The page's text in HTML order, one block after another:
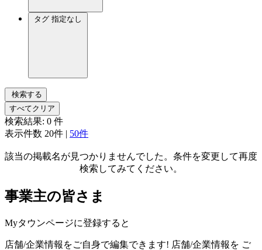
タグ 指定なし
検索する
すべてクリア
検索結果: 0 件
表示件数 20件 | 50件
該当の掲載名が見つかりませんでした。条件を変更して再度
検索してみてください。
事業主の皆さま
Myタウンページに登録すると
店舗/企業情報をご自身で編集できます! 店舗/企業情報を ご